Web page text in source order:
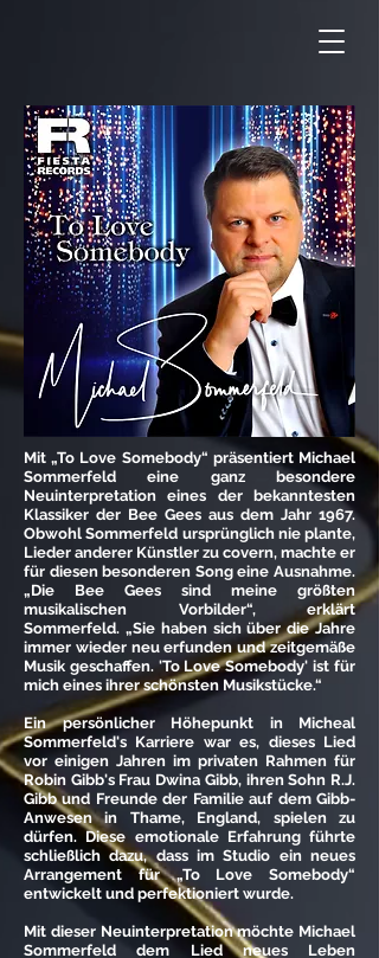
Mit „To Love Somebody“ präsentiert Michael
Sommerfeld eine ganz besondere
Neuinterpretation eines der bekanntesten
Klassiker der Bee Gees aus dem Jahr 1967.
Obwohl Sommerfeld ursprünglich nie plante,
Lieder anderer Künstler zu covern, machte er
für diesen besonderen Song eine Ausnahme.
„Die Bee Gees sind meine größten
musikalischen Vorbilder“, erklärt
Sommerfeld. „Sie haben sich über die Jahre
immer wieder neu erfunden und zeitgemäße
Musik geschaffen. 'To Love Somebody' ist für
mich eines ihrer schönsten Musikstücke.“
Ein persönlicher Höhepunkt in Micheal
Sommerfeld's Karriere war es, dieses Lied
vor einigen Jahren im privaten Rahmen für
Robin Gibb's Frau Dwina Gibb, ihren Sohn R.J.
Gibb und Freunde der Familie auf dem Gibb-
Anwesen in Thame, England, spielen zu
dürfen. Diese emotionale Erfahrung führte
schließlich dazu, dass im Studio ein neues
Arrangement für „To Love Somebody“
entwickelt und perfektioniert wurde.
Mit dieser Neuinterpretation möchte Michael
Sommerfeld dem Lied neues Leben